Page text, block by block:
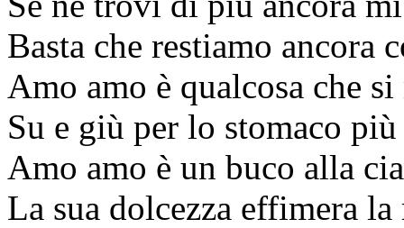
Basta che restiamo ancora
Amo amo è qualcosa che
Su e giù per lo stomaco
Amo amo è un buco alla
La sua dolcezza effimera